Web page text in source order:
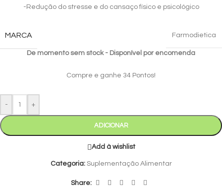
-Redução do stresse e do cansaço físico e psicológico
MARCA Farmodietica
Disponível por encomenda
Compre e ganhe 34 Pontos!
- +
ADICIONAR
Add à wishlist
Categoria: Suplementação Alimentar
Share: